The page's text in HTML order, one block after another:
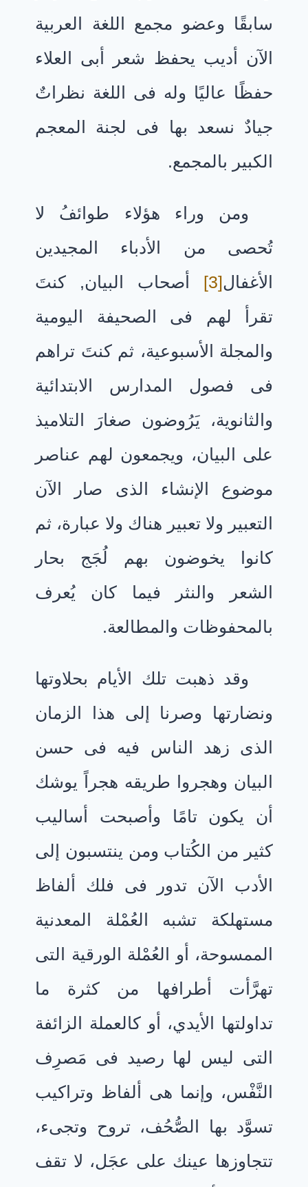
سابقًا وعضو مجمع اللغة العربية
الآن أديب يحفظ شعر أبى العلاء
حفظًا عاليًا وله فى اللغة نظراتٌ
جيادٌ نسعد بها فى لجنة المعجم
الكبير بالمجمع.
ومن وراء هؤلاء طوائفُ لا
تُحصى من الأدباء المجيدين
الأغفال[3]
أصحاب البيان, كنتَ
تقرأ لهم فى الصحيفة اليومية
والمجلة الأسبوعية، ثم كنتَ تراهم
فى فصول المدارس الابتدائية
والثانوية، يَرُوضون صغارَ التلاميذ
على البيان، ويجمعون لهم عناصر
موضوع الإنشاء الذى صار الآن
التعبير ولا تعبير هناك ولا عبارة، ثم
كانوا يخوضون بهم لُجَج بحار
الشعر والنثر فيما كان يُعرف
بالمحفوظات والمطالعة.
وقد ذهبت تلك الأيام بحلاوتها
ونضارتها وصرنا إلى هذا الزمان
الذى زهد الناس فيه فى حسن
البيان وهجروا طريقه هجراً يوشك
أن يكون تامًا وأصبحت أساليب
كثير من الكُتاب ومن ينتسبون إلى
الأدب الآن تدور فى فلك ألفاظ
مستهلكة تشبه العُمْلة المعدنية
الممسوحة، أو العُمْلة الورقية التى
تهرَّأت أطرافها من كثرة ما
تداولتها الأيدي، أو كالعملة الزائفة
التى ليس لها رصيد فى مَصرِف
النَّفْس، وإنما هى ألفاظ وتراكيب
تسوَّد بها الصُّحُف، تروح وتجىء،
تتجاوزها عينك على عجَل، لا تقف